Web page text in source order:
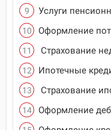
Услуги
Оформление
Страхование
Ипотечные
Страхование
Оформление